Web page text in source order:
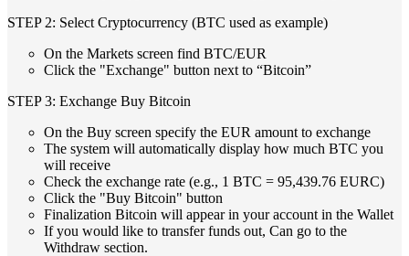
STEP 2: Select Cryptocurrency (BTC used as example)
On the Markets screen find BTC/EUR
Click the "Exchange" button next to “Bitcoin”
STEP 3: Exchange Buy Bitcoin
On the Buy screen specify the EUR amount to exchange
The system will automatically display how much BTC you
will receive
Check the exchange rate (e.g., 1 BTC = 95,439.76 EURC)
Click the "Buy Bitcoin" button
Finalization Bitcoin will appear in your account in the Wallet
If you would like to transfer funds out, Can go to the
Withdraw section.